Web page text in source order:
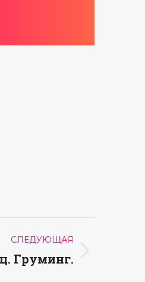
СЛЕДУЮЩАЯ
Груминг.